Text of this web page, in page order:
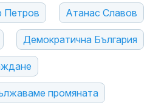
Петров Атанас Славов
Демократична България
промяната